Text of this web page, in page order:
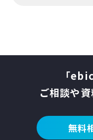
「
ご相談や
無料